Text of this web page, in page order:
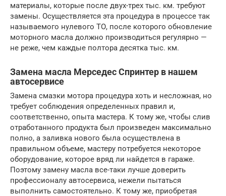
материалы, которые после двух-трех тыс. км. требуют
замены. Осуществляется эта процедура в процессе так
называемого нулевого ТО, после которого обновление
моторного масла должно производиться регулярно —
не реже, чем каждые полтора десятка тыс. км.
Замена масла Мерседес Спринтер в нашем
автосервисе
Замена смазки мотора процедура хоть и несложная, но
требует соблюдения определенных правил и,
соответственно, опыта мастера. К тому же, чтобы слив
отработанного продукта был произведен максимально
полно, а заливка нового была осуществлена в
правильном объеме, мастеру потребуется некоторое
оборудование, которое вряд ли найдется в гараже.
Поэтому замену масла все-таки лучше доверить
профессионалу автосервиса, нежели пытаться
выполнить самостоятельно. К тому же, приобретая